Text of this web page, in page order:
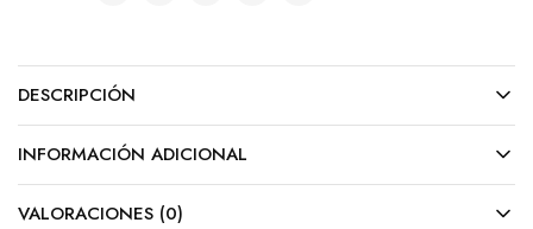
DESCRIPCIÓN
INFORMACIÓN ADICIONAL
VALORACIONES (0)